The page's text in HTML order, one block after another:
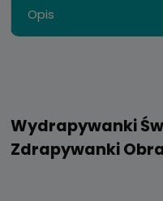
Opis
Wydrapywanki
Zdrapywanki